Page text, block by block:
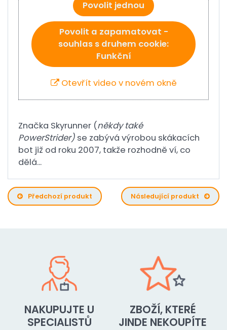
Povolit jednou
Povolit a zapamatovat -
souhlas s druhem cookie:
Funkční
Otevřít video v novém okně
Značka Skyrunner (někdy také
PowerStrider) se zabývá výrobou skákacích
bot již od roku 2007, takže rozhodně ví, co
dělá...
Předchozí produkt Následující produkt
NAKUPUJTE U
SPECIALISTŮ
ZBOŽÍ, KTERÉ
JINDE NEKOUPÍTE